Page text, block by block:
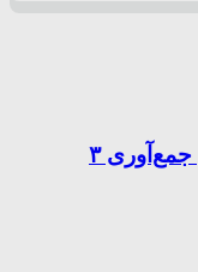
دستور سازمان غذا و دارو برای جمع‌آوری ۳